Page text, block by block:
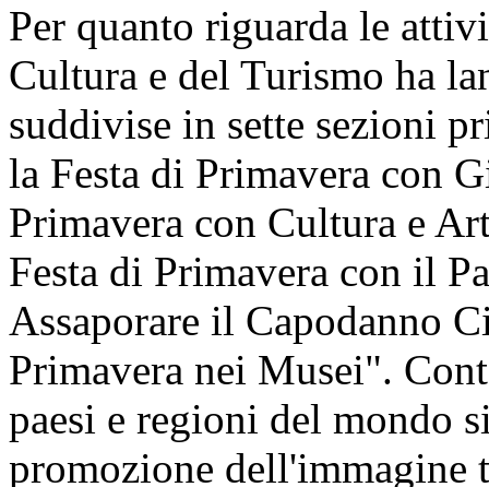
Per quanto riguarda le
Cultura e del Turismo ha
suddivise in sette sezioni
la Festa di Primavera con
Primavera con Cultura e
Festa di Primavera con il
Assaporare il Capodanno
Primavera nei Musei".
paesi e regioni del mondo
promozione dell'immagine